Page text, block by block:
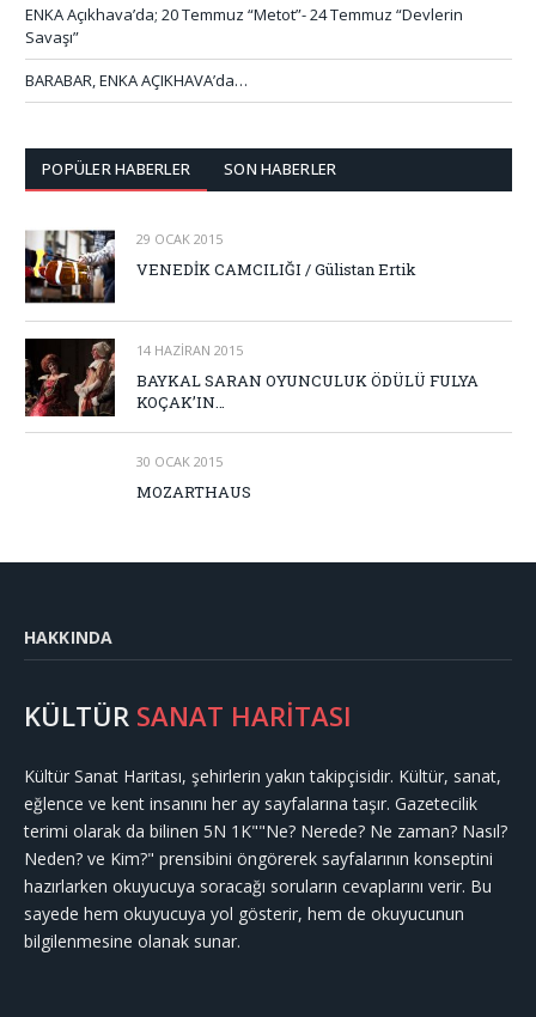
ENKA Açıkhava’da; 20 Temmuz “Metot”- 24 Temmuz “Devlerin
Savaşı”
BARABAR, ENKA AÇIKHAVA’da…
POPÜLER HABERLER SON HABERLER
29 OCAK 2015
VENEDİK CAMCILIĞI / Gülistan Ertik
14 HAZIRAN 2015
BAYKAL SARAN OYUNCULUK ÖDÜLÜ FULYA
KOÇAK’IN…
30 OCAK 2015
MOZARTHAUS
HAKKINDA
KÜLTÜR SANAT HARİTASI
Kültür Sanat Haritası, şehirlerin yakın takipçisidir. Kültür, sanat,
eğlence ve kent insanını her ay sayfalarına taşır. Gazetecilik
terimi olarak da bilinen 5N 1K""Ne? Nerede? Ne zaman? Nasıl?
Neden? ve Kim?" prensibini öngörerek sayfalarının konseptini
hazırlarken okuyucuya soracağı soruların cevaplarını verir. Bu
sayede hem okuyucuya yol gösterir, hem de okuyucunun
bilgilenmesine olanak sunar.